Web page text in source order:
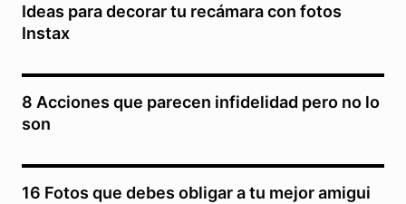
Ideas para decorar tu recámara con fotos
Instax
8 Acciones que parecen infidelidad pero no lo
son
16 Fotos que debes obligar a tu mejor amigui